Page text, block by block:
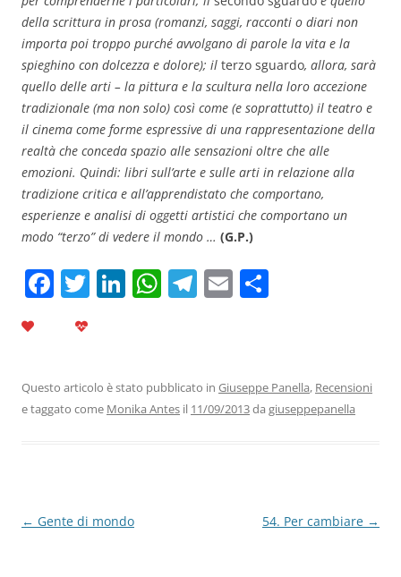
della scrittura in prosa (romanzi, saggi, racconti o diari non
importa poi troppo purché avvolgano di parole la vita e la
spieghino con dolcezza e dolore); il terzo sguardo, allora, sarà
quello delle arti – la pittura e la scultura nella loro accezione
tradizionale (ma non solo) così come (e soprattutto) il teatro e
il cinema come forme espressive di una rappresentazione della
realtà che conceda spazio alle sensazioni oltre che alle
emozioni. Quindi: libri sull’arte e sulle arti in relazione alla
tradizione critica e all’apprendistato che comportano,
esperienze e analisi di oggetti artistici che comportano un
modo “terzo” di vedere il mondo … (G.P.)
F
b
o
T Li
dI
n
W
A
p
T
a
m
E
vi
di
Questo articolo è stato pubblicato in Giuseppe Panella, Recensioni
e taggato come Monika Antes il 11/09/2013da giuseppepanella
Navigazione
← Gente di mondo 54. Per cambiare →